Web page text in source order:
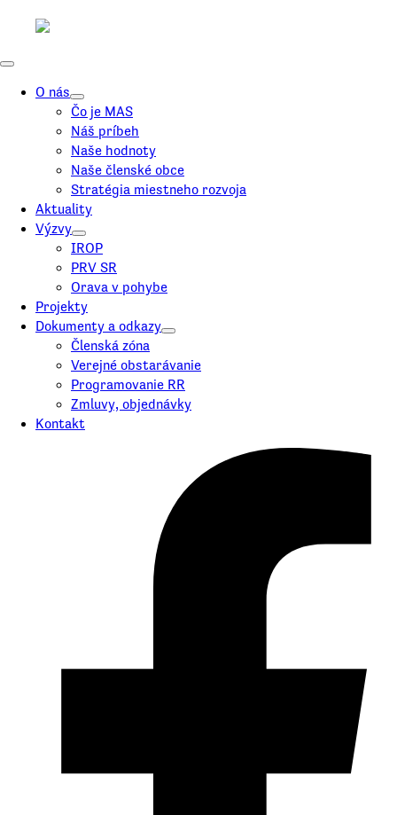
O nás
Čo je MAS
Náš príbeh
Naše hodnoty
Naše členské obce
Stratégia miestneho rozvoja
Aktuality
Výzvy
IROP
PRV SR
Orava v pohybe
Projekty
Dokumenty a odkazy
Členská zóna
Verejné obstarávanie
Programovanie RR
Zmluvy, objednávky
Kontakt